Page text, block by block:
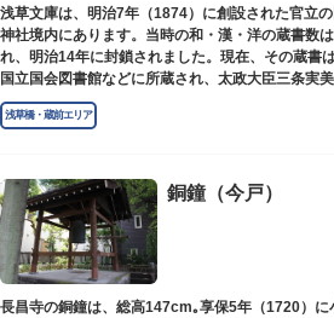
浅草文庫は、明治7年（1874）に創設された官立
神社境内にあります。当時の和・漢・洋の蔵書数
れ、明治14年に封鎖されました。現在、その蔵書
国立国会図書館などに所蔵され、太政大臣三条実
庫」の朱印が押されています。
浅草橋・蔵前エリア
銅鐘（今戸）
長昌寺の銅鐘は、総高147cm｡享保5年（1720）に